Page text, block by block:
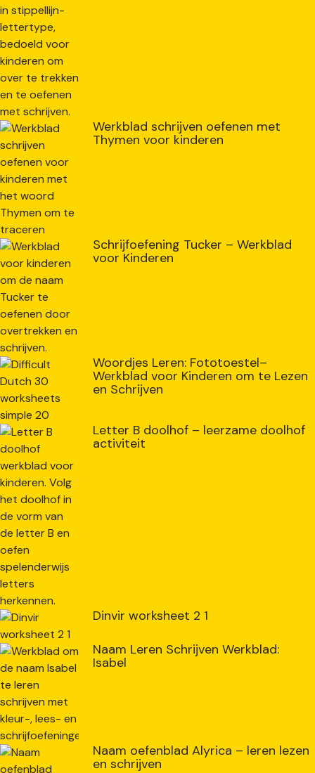
Werkblad schrijven oefenen met
Thymen voor kinderen
Schrijfoefening Tucker – Werkblad
voor Kinderen
Woordjes Leren: Fototoestel–
Werkblad voor Kinderen om te Lezen
en Schrijven
Letter B doolhof – leerzame doolhof
activiteit
Dinvir worksheet 2 1
Naam Leren Schrijven Werkblad:
Isabel
Naam oefenblad Alyrica – leren lezen
en schrijven